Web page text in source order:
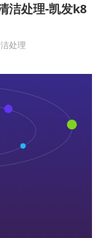
洁处理-凯发k8
处理